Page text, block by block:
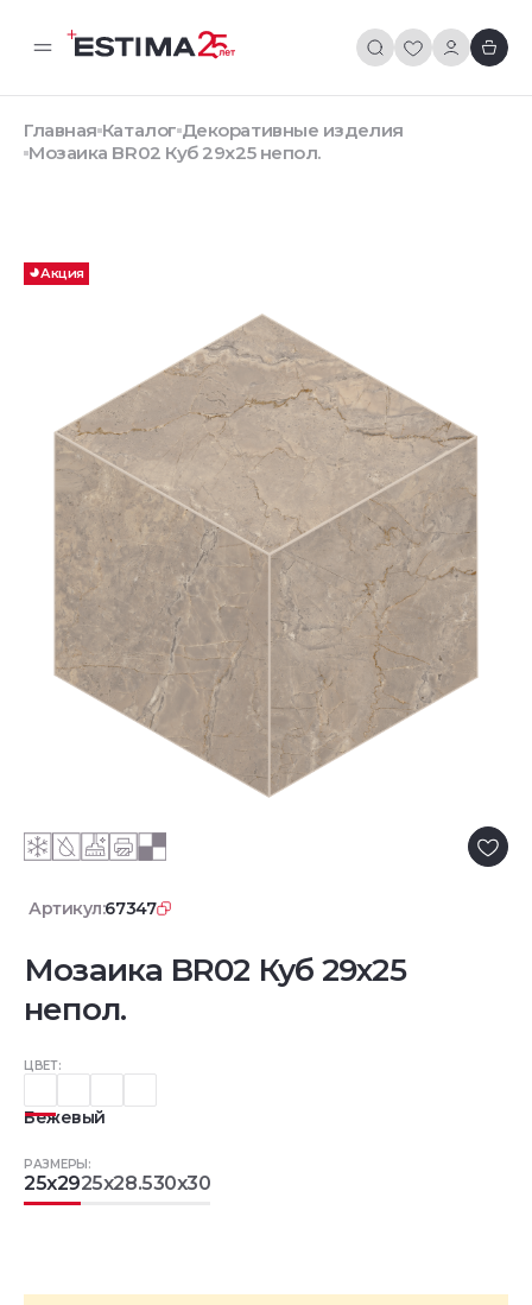
Главная Каталог Декоративные изделия
Мозаика BR02 Куб 29x25 непол.
Акция
Артикул:67347
Мозаика BR02 Куб 29x25
непол.
ЦВЕТ:
Бежевый
РАЗМЕРЫ:
25x2925x28.530x30